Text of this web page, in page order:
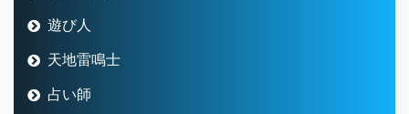
遊び人
天地雷鳴士
占い師